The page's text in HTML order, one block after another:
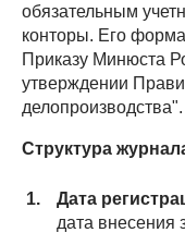
обязательным
конторы. Его
Приказу Минюста
утверждении
делопроизводства".
Структура
Дата
дата внесения